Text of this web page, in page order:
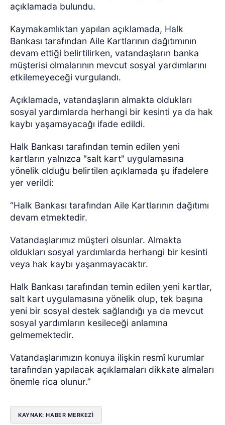
açıklamada bulundu.
Kaymakamlıktan yapılan açıklamada, Halk
Bankası tarafından Aile Kartlarının dağıtımının
devam ettiği belirtilirken, vatandaşların banka
müşterisi olmalarının mevcut sosyal yardımlarını
etkilemeyeceği vurgulandı.
Açıklamada, vatandaşların almakta oldukları
sosyal yardımlarda herhangi bir kesinti ya da hak
kaybı yaşamayacağı ifade edildi.
Halk Bankası tarafından temin edilen yeni
kartların yalnızca "salt kart" uygulamasına
yönelik olduğu belirtilen açıklamada şu ifadelere
yer verildi:
“Halk Bankası tarafından Aile Kartlarının dağıtımı
devam etmektedir.
Vatandaşlarımız müşteri olsunlar. Almakta
oldukları sosyal yardımlarda herhangi bir kesinti
veya hak kaybı yaşanmayacaktır.
Halk Bankası tarafından temin edilen yeni kartlar,
salt kart uygulamasına yönelik olup, tek başına
yeni bir sosyal destek sağlandığı ya da mevcut
sosyal yardımların kesileceği anlamına
gelmemektedir.
Vatandaşlarımızın konuya ilişkin resmî kurumlar
tarafından yapılacak açıklamaları dikkate almaları
önemle rica olunur.”
KAYNAK: HABER MERKEZI